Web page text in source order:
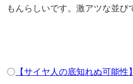
もんらしいです。激アツな並び
〇 【サイヤ人の底知れぬ可能性